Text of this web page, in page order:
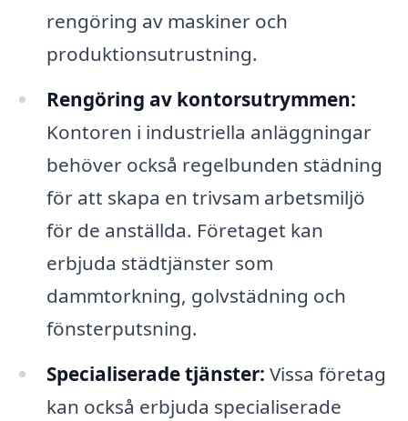
rengöring av maskiner och
produktionsutrustning.
Rengöring av kontorsutrymmen:
Kontoren i industriella anläggningar
behöver också regelbunden städning
för att skapa en trivsam arbetsmiljö
för de anställda. Företaget kan
erbjuda städtjänster som
dammtorkning, golvstädning och
fönsterputsning.
Specialiserade tjänster: Vissa företag
kan också erbjuda specialiserade